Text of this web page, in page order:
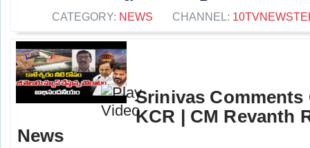
CATEGORY: NEWS CHANNEL:
Srinivas Comments
KCR | CM Revanth
News